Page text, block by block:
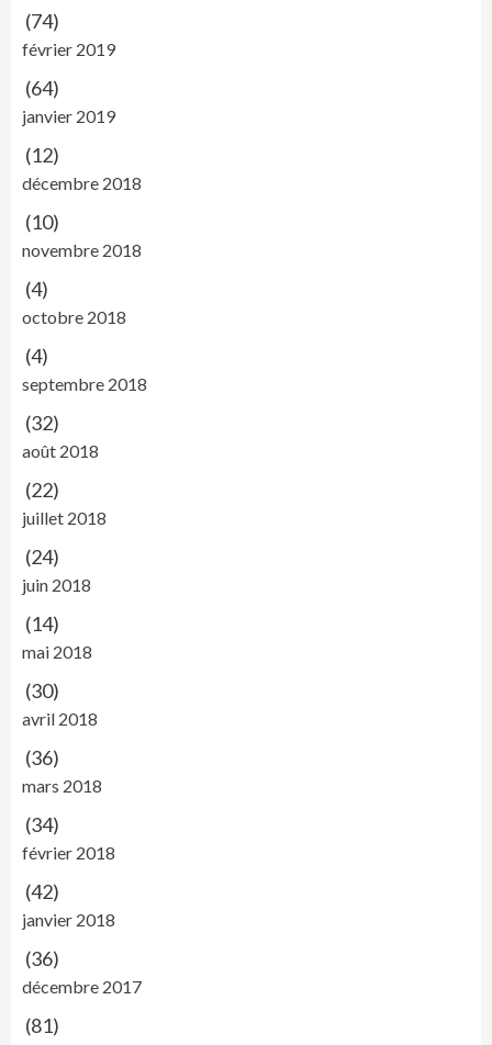
(74)
février 2019
(64)
janvier 2019
(12)
décembre 2018
(10)
novembre 2018
(4)
octobre 2018
(4)
septembre 2018
(32)
août 2018
(22)
juillet 2018
(24)
juin 2018
(14)
mai 2018
(30)
avril 2018
(36)
mars 2018
(34)
février 2018
(42)
janvier 2018
(36)
décembre 2017
(81)